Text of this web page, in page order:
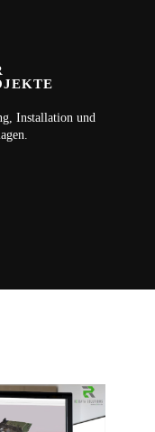
Installation und